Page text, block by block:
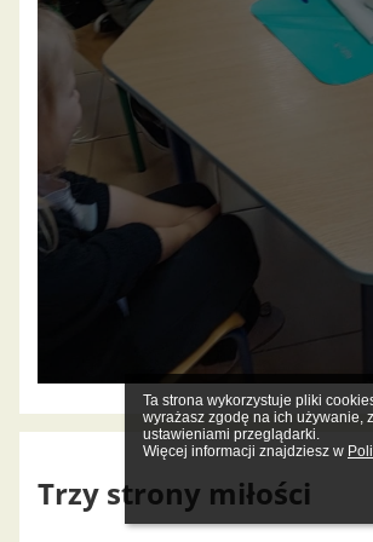
Ta strona wykorzystuje pliki
wyrażasz zgodę na ich używanie,
ustawieniami przeglądarki.
Więcej informacji znajdziesz w
Trzy strony miłości